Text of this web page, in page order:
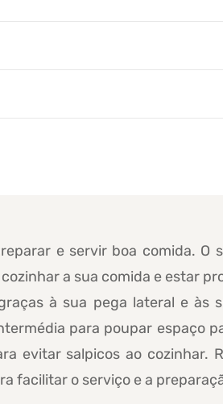
e servir boa comida. O
a sua comida e estar
à sua pega lateral e às
para poupar espaço
evitar salpicos ao cozinhar.
facilitar o serviço e a